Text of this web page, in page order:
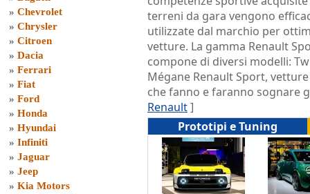
» Chevrolet
» Chrysler
» Citroen
» Dacia
» Ferrari
» Fiat
» Ford
» Honda
» Hyundai
» Infiniti
» Jaguar
» Jeep
» Kia Motors
terreni da gara vengono
utilizzate dal marchio per
vetture. La gamma Renault
compone di diversi modelli:
Mégane Renault Sport,
che fanno e faranno sognare
Renault]
Prototipi e Tuning